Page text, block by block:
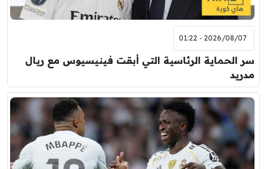
2026/08/07 - 01:22
سر الحماية الرئاسية التي أبقت فينيسيوس مع ريال
مدريد